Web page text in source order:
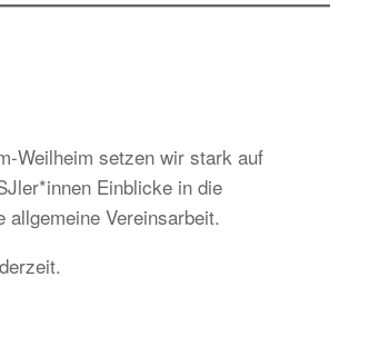
Weilheim setzen wir stark auf
Einblicke in die
Vereinsarbeit.